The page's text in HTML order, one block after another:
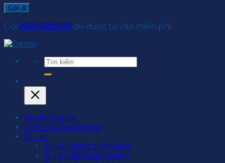
Gọi 1900.2929.39 để được tư vấn miễn phí
Về chúng tôi
Lĩnh vực hoạt động
Dự án
Dự án đang triển khai
Dự án đã hoàn thành